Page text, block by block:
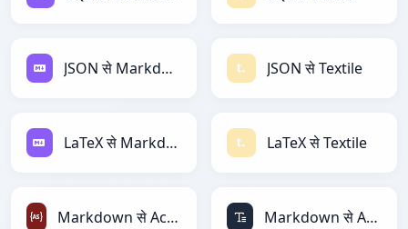
JSON से Markdown JSON से Textile
LaTeX से Markdown LaTeX से Textile
Markdown से ActionScript Markdown से ASCII